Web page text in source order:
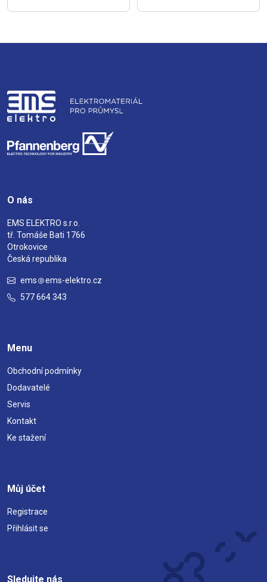
O nás
EMS ELEKTRO s.r.o.
tř. Tomáše Bati 1766
Otrokovice
Česká republika
ems
ems-elektro.cz
577 664 343
Menu
Obchodní podmínky
Dodavatelé
Servis
Kontakt
Ke stažení
Můj účet
Registrace
Přihlásit se
Sledujte nás